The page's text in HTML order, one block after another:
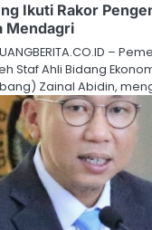
Ikuti Rakor
Mendagri
–
Staf Ahli Bidang
Zainal Abidin,